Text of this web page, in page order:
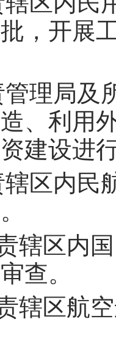
，开展
局及所
、利用
建设进
内民航
区内国
查。
区航空